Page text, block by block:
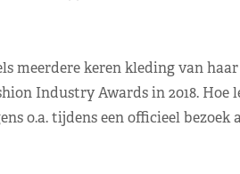
meerdere keren kleding van haar
Industry Awards in 2018.
o.a. tijdens een officieel bezoek